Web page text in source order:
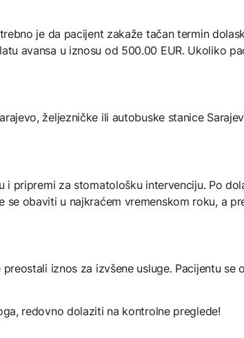
je da pacijent zakaže tačan termin
avansa u iznosu od 500.00 EUR. Ukoliko
željezničke ili autobuske stanice
pripremi za stomatološku intervenciju. Po
obaviti u najkraćem vremenskom roku, a
iznos za izvšene usluge. Pacijentu se
redovno dolaziti na kontrolne preglede!